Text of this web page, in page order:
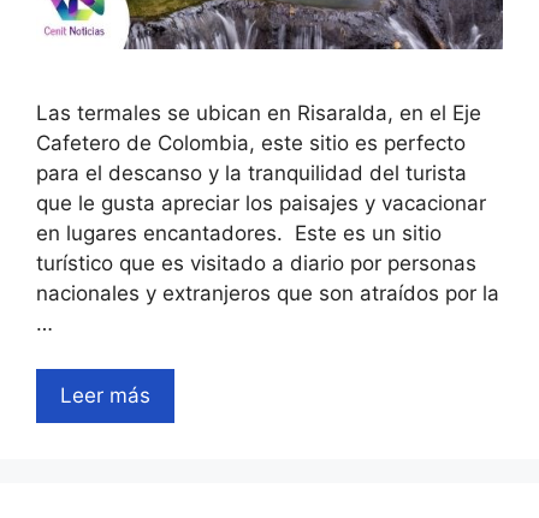
Las termales se ubican en Risaralda, en el Eje
Cafetero de Colombia, este sitio es perfecto
para el descanso y la tranquilidad del turista
que le gusta apreciar los paisajes y vacacionar
en lugares encantadores. Este es un sitio
turístico que es visitado a diario por personas
nacionales y extranjeros que son atraídos por la
…
Leer más